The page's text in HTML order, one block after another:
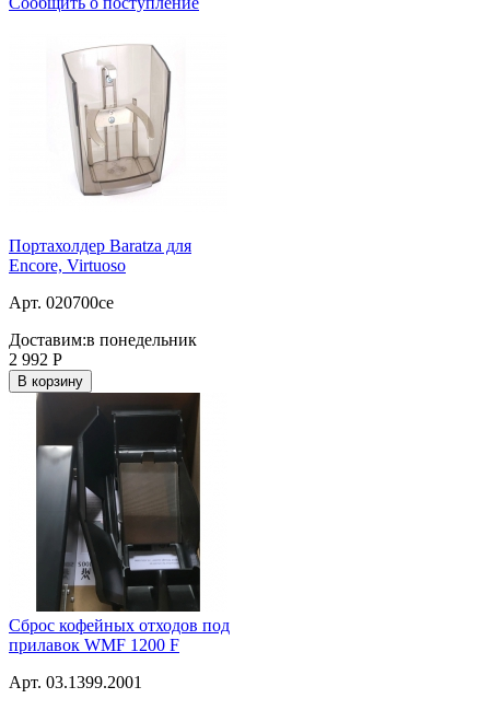
Портахолдер Baratza для
Encore, Virtuoso
Арт. 020700ce
Доставим:в понедельник
2 992 Р
В корзину
Сброс кофейных отходов под
прилавок WMF 1200 F
Арт. 03.1399.2001